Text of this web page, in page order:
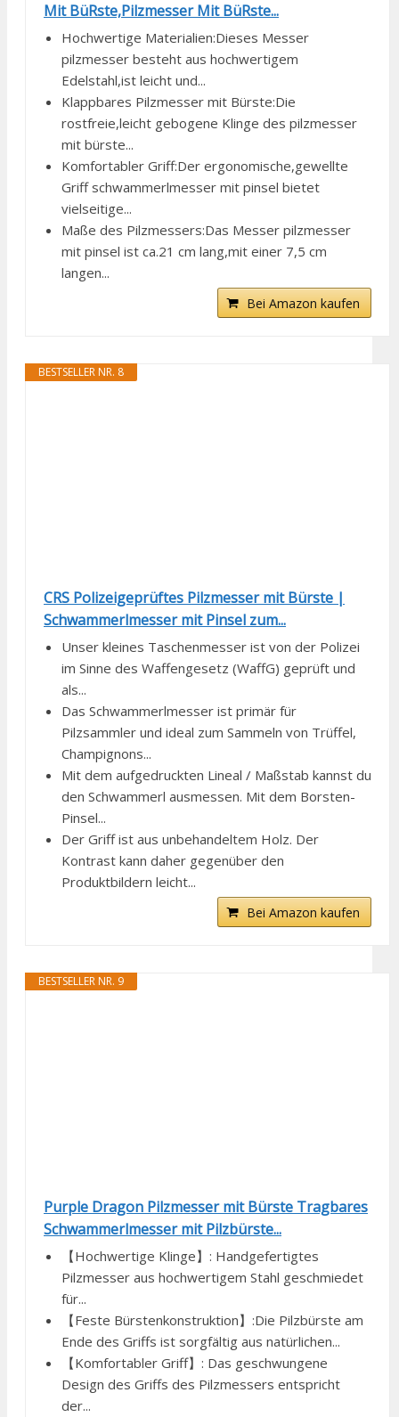
Mit BüRste,Pilzmesser Mit BüRste...
Hochwertige Materialien:Dieses Messer
pilzmesser besteht aus hochwertigem
Edelstahl,ist leicht und...
Klappbares Pilzmesser mit Bürste:Die
rostfreie,leicht gebogene Klinge des pilzmesser
mit bürste...
Komfortabler Griff:Der ergonomische,gewellte
Griff schwammerlmesser mit pinsel bietet
vielseitige...
Maße des Pilzmessers:Das Messer pilzmesser
mit pinsel ist ca.21 cm lang,mit einer 7,5 cm
langen...
Bei Amazon kaufen
BESTSELLER NR. 8
CRS Polizeigeprüftes Pilzmesser mit Bürste |
Schwammerlmesser mit Pinsel zum...
Unser kleines Taschenmesser ist von der Polizei
im Sinne des Waffengesetz (WaffG) geprüft und
als...
Das Schwammerlmesser ist primär für
Pilzsammler und ideal zum Sammeln von Trüffel,
Champignons...
Mit dem aufgedruckten Lineal / Maßstab kannst du
den Schwammerl ausmessen. Mit dem Borsten-
Pinsel...
Der Griff ist aus unbehandeltem Holz. Der
Kontrast kann daher gegenüber den
Produktbildern leicht...
Bei Amazon kaufen
BESTSELLER NR. 9
Purple Dragon Pilzmesser mit Bürste Tragbares
Schwammerlmesser mit Pilzbürste...
【Hochwertige Klinge】: Handgefertigtes
Pilzmesser aus hochwertigem Stahl geschmiedet
für...
【Feste Bürstenkonstruktion】:Die Pilzbürste am
Ende des Griffs ist sorgfältig aus natürlichen...
【Komfortabler Griff】: Das geschwungene
Design des Griffs des Pilzmessers entspricht
der...